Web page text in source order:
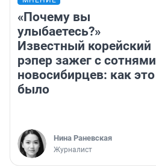
«Почему вы
улыбаетесь?»
Известный корейский
рэпер зажег с сотнями
новосибирцев: как это
было
Нина Раневская
Журналист